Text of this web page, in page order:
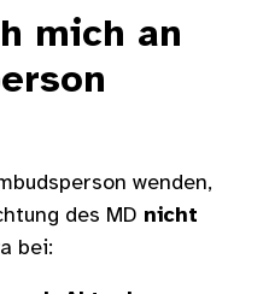
mich an
wenden,
des MD nicht
bei: